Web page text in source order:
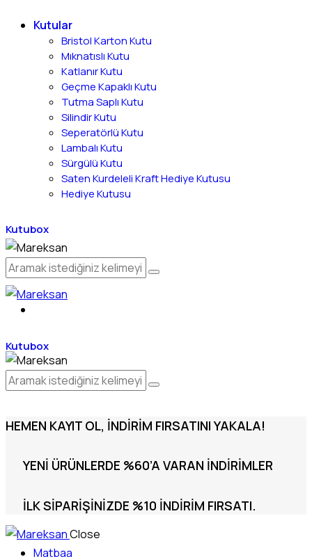
Kutular
Bristol Karton Kutu
Mıknatıslı Kutu
Katlanır Kutu
Geçme Kapaklı Kutu
Tutma Saplı Kutu
Silindir Kutu
Seperatörlü Kutu
Lambalı Kutu
Sürgülü Kutu
Saten Kurdeleli Kraft Hediye Kutusu
Hediye Kutusu
Kutubox
Kutubox
HEMEN KAYIT OL, İNDIRIM FIRSATINI YAKALA!
YENI ÜRÜNLERDE %60’A VARAN İNDIRIMLER
İLK SIPARIŞINIZDE %10 INDIRIM FIRSATI.
Close
Matbaa